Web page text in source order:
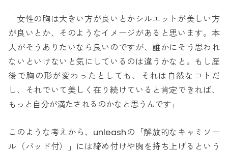
「女性の胸は大きい方が良いとかシルエットが美しい方
が良いとか、そのようなイメージがあると思います。本
人がそうありたいなら良いのですが、誰かにそう思われ
ないといけないと気にしているのは違うかなと。もし産
後で胸の形が変わったとしても、それは自然なコトだ
し、それでいて美しく在り続けていると肯定できれば、
もっと自分が満たされるのかなと思うんです」
このような考えから、unleashの「解放的なキャミソー
ル（パッド付）」には締め付けや胸を持ち上げるという